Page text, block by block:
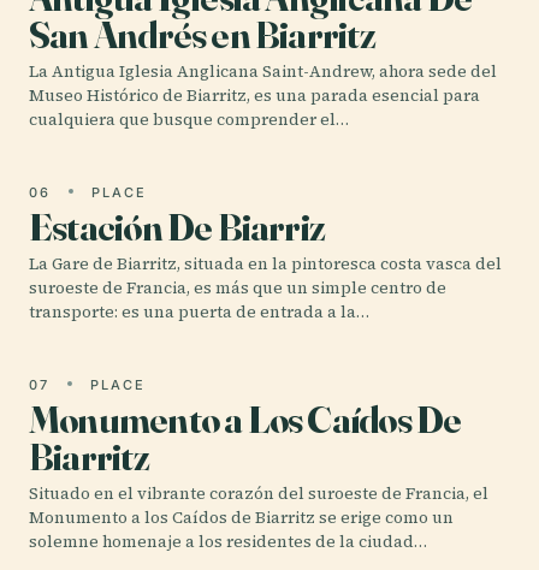
San Andrés en Biarritz
La Antigua Iglesia Anglicana Saint-Andrew, ahora sede del
Museo Histórico de Biarritz, es una parada esencial para
cualquiera que busque comprender el…
06 PLACE
Estación De Biarriz
La Gare de Biarritz, situada en la pintoresca costa vasca del
suroeste de Francia, es más que un simple centro de
transporte: es una puerta de entrada a la…
07 PLACE
Monumento a Los Caídos De
Biarritz
Situado en el vibrante corazón del suroeste de Francia, el
Monumento a los Caídos de Biarritz se erige como un
solemne homenaje a los residentes de la ciudad…